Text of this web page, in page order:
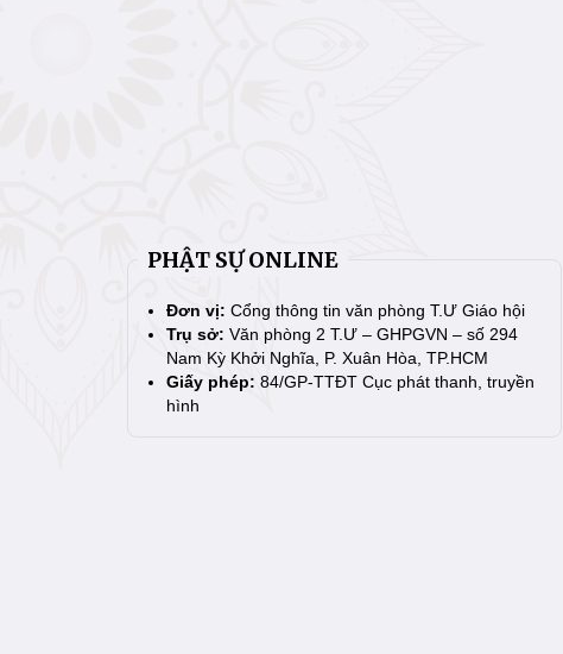
PHẬT SỰ ONLINE
Đơn vị: Cổng thông tin văn phòng T.Ư Giáo hội
Trụ sở: Văn phòng 2 T.Ư – GHPGVN – số 294
Nam Kỳ Khởi Nghĩa, P. Xuân Hòa, TP.HCM
Giấy phép: 84/GP-TTĐT Cục phát thanh, truyền
hình